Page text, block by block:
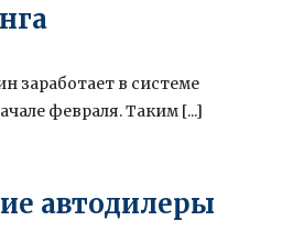
заработает в системе
февраля. Таким [...]
автодилеры